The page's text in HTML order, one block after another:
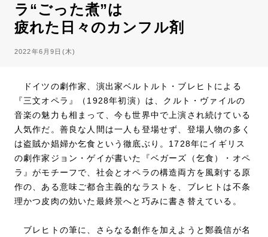
ラ“ごった煮”は
疲れた日々のカンフル剤
2022年6月9日(木)
ドイツの劇作家、演出家ベルトルト・ブレヒトによる
『三文オペラ』（1928年初演）は、クルト・ヴァイルの
音楽の魅力も相まって、今も世界中で上演され続けている
人気作だ。善良な人間は一人も登場せず、登場人物の多く
は盗賊か娼婦か乞食という徹底ぶり。1728年にイギリス
の劇作家ジョン・ゲイが書いた『ベガーズ（乞食）・オペ
ラ』がモチーフで、社会とオペラの構造両方を風刺する原
作の、ある意味ご都合主義的なラストを、ブレヒトは不条
理かつ皮肉の効いた最終景へと巧みに書き替えている。
ブレヒトの筆に、さらなる創作を加えようと鄭義信が名